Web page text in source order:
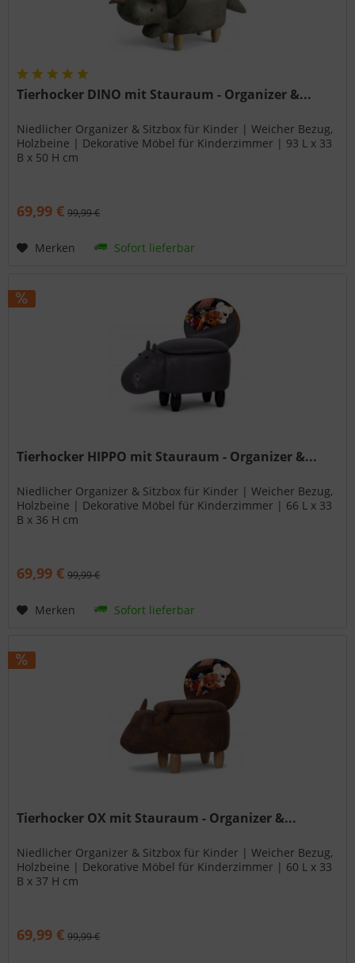
Tierhocker DINO mit Stauraum - Organizer &...
Niedlicher Organizer & Sitzbox für Kinder | Weicher Bezug,
Holzbeine | Dekorative Möbel für Kinderzimmer | 93 L x 33
B x 50 H cm
69,99 € 99,99 €
Merken Sofort lieferbar
Tierhocker HIPPO mit Stauraum - Organizer &...
Niedlicher Organizer & Sitzbox für Kinder | Weicher Bezug,
Holzbeine | Dekorative Möbel für Kinderzimmer | 66 L x 33
B x 36 H cm
69,99 € 99,99 €
Merken Sofort lieferbar
Tierhocker OX mit Stauraum - Organizer &...
Niedlicher Organizer & Sitzbox für Kinder | Weicher Bezug,
Holzbeine | Dekorative Möbel für Kinderzimmer | 60 L x 33
B x 37 H cm
69,99 € 99,99 €